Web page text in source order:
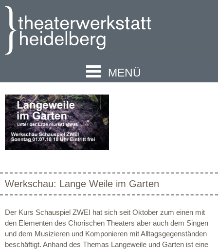
MENÜ
Werkschau: Lange Weile im Garten
Der Kurs Schauspiel ZWEI hat sich seit Oktober zum einen mit
den Elementen des Chorischen Theaters aber auch dem Singen
und dem Musizieren und Komponieren mit Alltagsgegenständen
beschäftigt. Anhand des Themas Langeweile und Garten ist eine